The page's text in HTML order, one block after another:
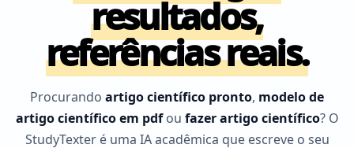
resultados,
referências reais.
Procurando artigo científico pronto, modelo de
artigo científico em pdfou fazer artigo científico? O
StudyTexter é uma IA acadêmica que escreve o seu